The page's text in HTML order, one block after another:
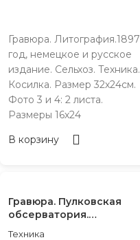
Гравюра. Литография.1897
год, немецкое и русское
издание. Сельхоз. Техника.
Косилка. Размер 32х24см.
Фото 3 и 4: 2 листа.
Размеры 16х24
В корзину
Гравюра. Пулковская
обсерватория.
Техника